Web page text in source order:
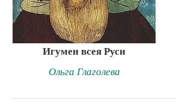
Игумен всея Руси
Ольга Глаголева